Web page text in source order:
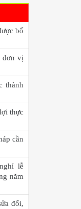
bố
đơn vị
thành
thực
cần
lễ
năm
đổi,